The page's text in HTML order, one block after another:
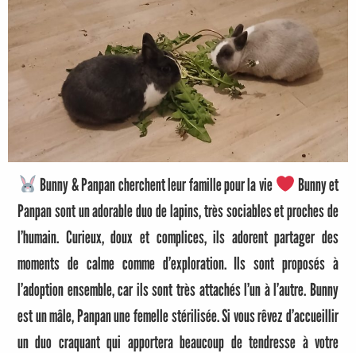
Bunny & Panpan cherchent leur famille pour la vie
Bunny et
Panpan sont un adorable duo de lapins, très sociables et proches de
l’humain. Curieux, doux et complices, ils adorent partager des
moments de calme comme d’exploration. Ils sont proposés à
l’adoption ensemble, car ils sont très attachés l’un à l’autre. Bunny
est un mâle, Panpan une femelle stérilisée. Si vous rêvez d’accueillir
un duo craquant qui apportera beaucoup de tendresse à votre